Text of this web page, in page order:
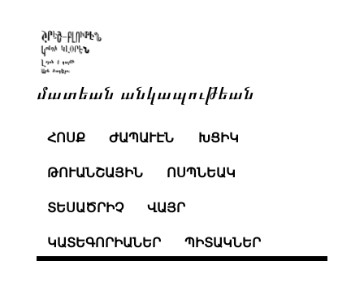
մատեան անկապութեան
ՀՈՍՔ ԺԱՊԱՒԷՆ ԽՑԻԿ
ԹՈՒԱՆՇԱՅԻՆ ՈՍՊՆԵԱԿ
ՏԵՍԱԾՐԻՉ ՎԱՅՐ
ԿԱՏԵԳՈՐԻԱՆԵՐ ՊԻՏԱԿՆԵՐ